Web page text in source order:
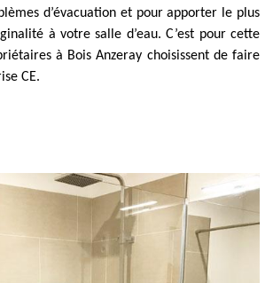
d’évacuation et pour apporter le plus
à votre salle d’eau. C’est pour cette
à Bois Anzeray choisissent de faire
CE.